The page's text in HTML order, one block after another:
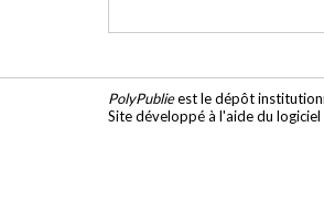
PolyPublieest le dépôt
Site développé à l'aide du